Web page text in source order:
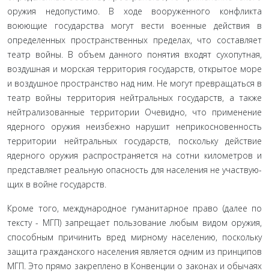
оружия недопустимо. В ходе воору­женного конфликта
воюющие государства могут вести во­енные действия в
определенных пространственных преде­лах, что составляет
театр войны. В объем данного понятия входят сухопутная,
воздушная и морская территория го­сударств, открытое море
и воздушное пространство над ним. Не могут превращаться в
театр войны территория нейтральных государств, а также
нейтрализованные территории Очевидно, что применение
ядерного оружия неизбежно нарушит неприкосновенность
территории нейтральных государств, поскольку действие
ядерного оружия распространяется на сотни километров и
пред­ставляет реальную опасность для населения не участвую­
щих в войне государств.
Кроме того, международное гуманитарное право (да­лее по
тексту - МГП) запрещает пользование любым видом оружия,
способным причинить вред мирному населению, поскольку
защита гражданского населения является одним из принципов
МГП. Это прямо закреплено в Конвенции о законах и обычаях